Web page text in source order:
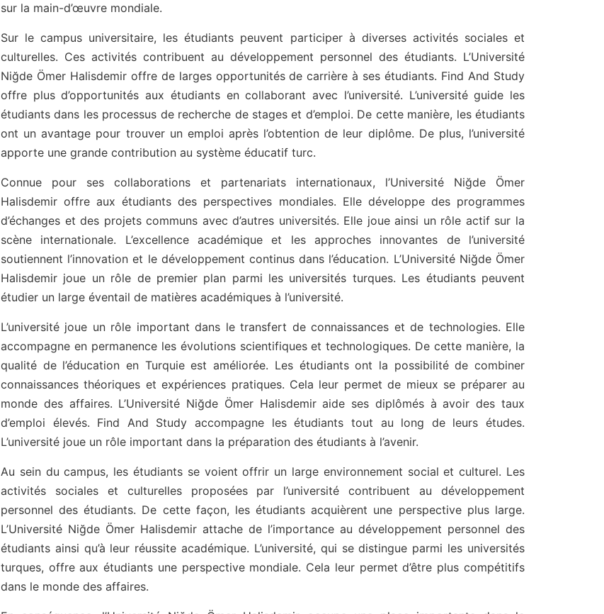
sur la main-d’œuvre mondiale.
Sur le campus universitaire, les étudiants peuvent participer à diverses activités sociales et
culturelles. Ces activités contribuent au développement personnel des étudiants. L’Université
Niğde Ömer Halisdemir offre de larges opportunités de carrière à ses étudiants. Find And Study
offre plus d’opportunités aux étudiants en collaborant avec l’université. L’université guide les
étudiants dans les processus de recherche de stages et d’emploi. De cette manière, les étudiants
ont un avantage pour trouver un emploi après l’obtention de leur diplôme. De plus, l’université
apporte une grande contribution au système éducatif turc.
Connue pour ses collaborations et partenariats internationaux, l’Université Niğde Ömer
Halisdemir offre aux étudiants des perspectives mondiales. Elle développe des programmes
d’échanges et des projets communs avec d’autres universités. Elle joue ainsi un rôle actif sur la
scène internationale. L’excellence académique et les approches innovantes de l’université
soutiennent l’innovation et le développement continus dans l’éducation. L’Université Niğde Ömer
Halisdemir joue un rôle de premier plan parmi les universités turques. Les étudiants peuvent
étudier un large éventail de matières académiques à l’université.
L’université joue un rôle important dans le transfert de connaissances et de technologies. Elle
accompagne en permanence les évolutions scientifiques et technologiques. De cette manière, la
qualité de l’éducation en Turquie est améliorée. Les étudiants ont la possibilité de combiner
connaissances théoriques et expériences pratiques. Cela leur permet de mieux se préparer au
monde des affaires. L’Université Niğde Ömer Halisdemir aide ses diplômés à avoir des taux
d’emploi élevés. Find And Study accompagne les étudiants tout au long de leurs études.
L’université joue un rôle important dans la préparation des étudiants à l’avenir.
Au sein du campus, les étudiants se voient offrir un large environnement social et culturel. Les
activités sociales et culturelles proposées par l’université contribuent au développement
personnel des étudiants. De cette façon, les étudiants acquièrent une perspective plus large.
L’Université Niğde Ömer Halisdemir attache de l’importance au développement personnel des
étudiants ainsi qu’à leur réussite académique. L’université, qui se distingue parmi les universités
turques, offre aux étudiants une perspective mondiale. Cela leur permet d’être plus compétitifs
dans le monde des affaires.